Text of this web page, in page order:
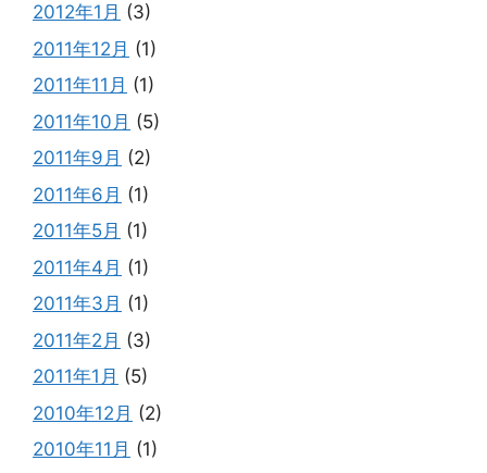
2012年1月 (3)
2011年12月 (1)
2011年11月 (1)
2011年10月 (5)
2011年9月 (2)
2011年6月 (1)
2011年5月 (1)
2011年4月 (1)
2011年3月 (1)
2011年2月 (3)
2011年1月 (5)
2010年12月 (2)
2010年11月 (1)